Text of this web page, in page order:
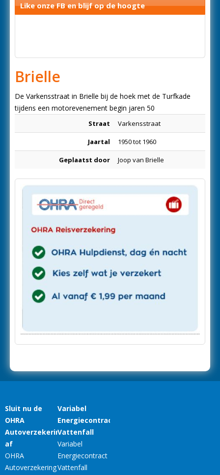
Like onze FB en blijf op de hoogte
Brielle
De Varkensstraat in Brielle bij de hoek met de Turfkade
tijdens een motorevenement begin jaren 50
Straat Varkensstraat
Jaartal 1950 tot 1960
Geplaatst door Joop van Brielle